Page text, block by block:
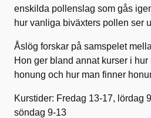
enskilda pollenslag som gås
hur vanliga biväxters pollen ser
Åslög forskar på samspelet
Hon ger bland annat kurser i
honung och hur man finner
Kurstider: Fredag 13-17, lördag
söndag 9-13